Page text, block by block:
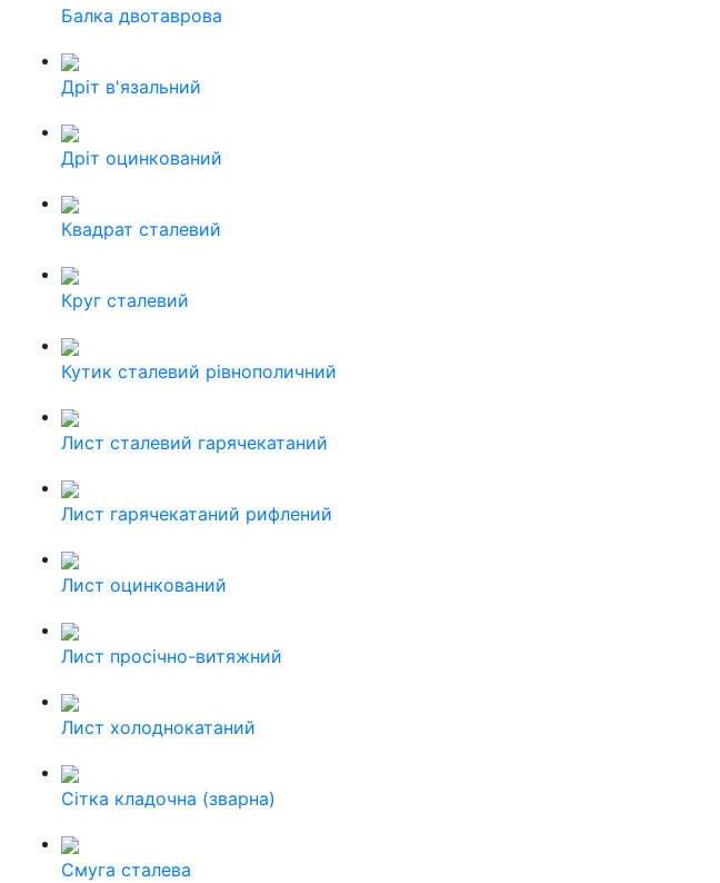
Балка двотаврова
Дріт в'язальний
Дріт оцинкований
Квадрат сталевий
Круг сталевий
Кутик сталевий рівнополичний
Лист сталевий гарячекатаний
Лист гарячекатаний рифлений
Лист оцинкований
Лист просічно-витяжний
Лист холоднокатаний
Сітка кладочна (зварна)
Смуга сталева